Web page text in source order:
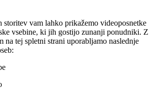
storitev vam lahko prikažemo videoposnetke
vsebine, ki jih gostijo zunanji ponudniki. Z
na tej spletni strani uporabljamo naslednje